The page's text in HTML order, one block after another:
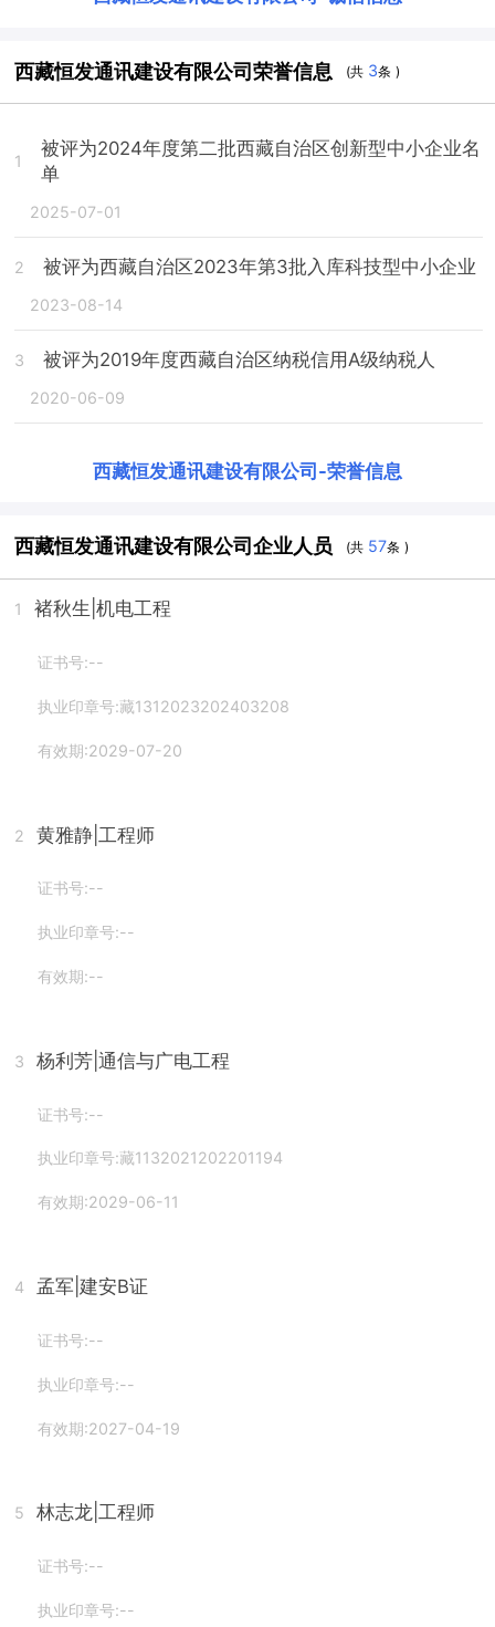
西藏恒发通讯建设有限公司荣誉信息 (共 3条 )
1
被评为2024年度第二批西藏自治区创新型中小企业名
单
2025-07-01
2 被评为西藏自治区2023年第3批入库科技型中小企业
2023-08-14
3 被评为2019年度西藏自治区纳税信用A级纳税人
2020-06-09
西藏恒发通讯建设有限公司 -荣誉信息
西藏恒发通讯建设有限公司企业人员 (共 57条 )
1 褚秋生 |机电工程
证书号:--
执业印章号:藏1312023202403208
有效期:2029-07-20
2 黄雅静 |工程师
证书号:--
执业印章号:--
有效期:--
3 杨利芳 |通信与广电工程
证书号:--
执业印章号:藏1132021202201194
有效期:2029-06-11
4 孟军 |建安B证
证书号:--
执业印章号:--
有效期:2027-04-19
5 林志龙 |工程师
证书号:--
执业印章号:--